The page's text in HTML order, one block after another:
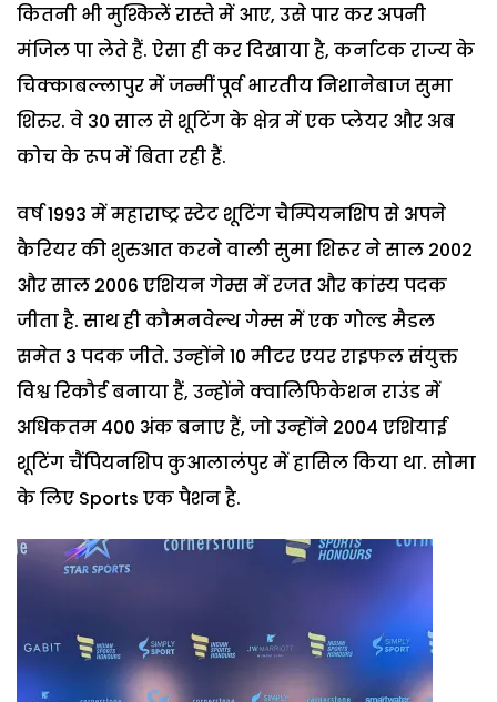
कितनी भी मुश्किलें रास्ते में आए, उसे पार कर अपनी
मंजिल पा लेते हैं. ऐसा ही कर दिखाया है, कर्नाटक राज्य के
चिक्काबल्लापुर में जन्मीं पूर्व भारतीय निशानेबाज सुमा
शिरुर. वे 30 साल से शूटिंग के क्षेत्र में एक प्लेयर और अब
कोच के रूप में बिता रही हैं.
वर्ष 1993 में महाराष्ट्र स्टेट शूटिंग चैम्पियनशिप से अपने
कैरियर की शुरुआत करने वाली सुमा शिरूर ने साल 2002
और साल 2006 एशियन गेम्स में रजत और कांस्य पदक
जीता है. साथ ही कौमनवेल्थ गेम्स में एक गोल्ड मैडल
समेत 3 पदक जीते. उन्होंने 10 मीटर एयर राइफल संयुक्त
विश्व रिकौर्ड बनाया हैं, उन्होंने क्वालिफिकेशन राउंड में
अधिकतम 400 अंक बनाए हैं, जो उन्होंने 2004 एशियाई
शूटिंग चैंपियनशिप कुआलालंपुर में हासिल किया था. सोमा
के लिए Sports एक पैशन है.